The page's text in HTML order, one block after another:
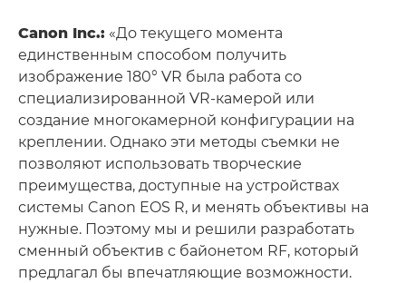
Canon Inc.: «До текущего момента
единственным способом получить
изображение 180° VR была работа со
специализированной VR-камерой или
создание многокамерной конфигурации на
креплении. Однако эти методы съемки не
позволяют использовать творческие
преимущества, доступные на устройствах
системы Canon EOS R, и менять объективы на
нужные. Поэтому мы и решили разработать
сменный объектив с байонетом RF, который
предлагал бы впечатляющие возможности.